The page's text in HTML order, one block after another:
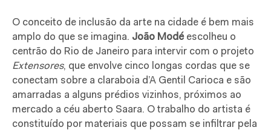
O conceito de inclusão da arte na cidade é bem mais
amplo do que se imagina. João Modéescolheu o
centrão do Rio de Janeiro para intervir com o projeto
Extensores, que envolve cinco longas cordas que se
conectam sobre a claraboia d’A Gentil Carioca e são
amarradas a alguns prédios vizinhos, próximos ao
mercado a céu aberto Saara. O trabalho do artista é
constituído por materiais que possam se infiltrar pela